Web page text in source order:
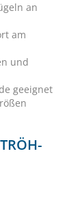
an
am
und
geeignet